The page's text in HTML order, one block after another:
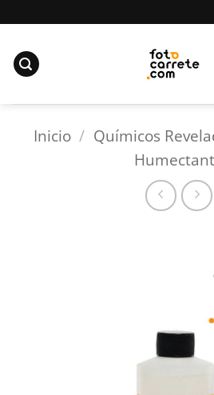
al
contenido
Inicio / Químicos